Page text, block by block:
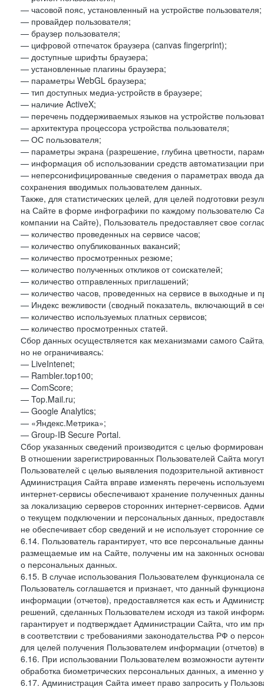
— часовой пояс, установленный на устройстве пользователя;
— провайдер пользователя;
— браузер пользователя;
— цифровой отпечаток браузера (canvas fingerprint);
— доступные шрифты браузера;
— установленные плагины браузера;
— параметры WebGL браузера;
— тип доступных медиа-устройств в браузере;
— наличие ActiveX;
— перечень поддерживаемых языков на устройстве
— архитектура процессора устройства пользователя;
— ОС пользователя;
— параметры экрана (разрешение, глубина цветности,
— информация об использовании средств автоматизации
— неперсонифицированные сведения о параметрах ввода
сохранения вводимых пользователем данных.
Также, для статистических целей, для целей подготовки
на Сайте в форме инфографики по каждому пользователю
компании на Сайте), Пользователь предоставляет свое
— количество проведенных на сервисе часов;
— количество опубликованных вакансий;
— количество просмотренных резюме;
— количество полученных откликов от соискателей;
— количество отправленных приглашений;
— количество часов, проведенных на сервисе в выходные и
— Индекс вежливости (сводный показатель, включающий в
— количество используемых платных сервисов;
— количество просмотренных статей.
Сбор данных осуществляется как механизмами самого
но не ограничиваясь:
— LiveIntenet;
— Rambler.top100;
— ComScore;
— Top.Mail.ru;
— Google Analytics;
— «Яндекс.Метрика»;
— Group-IB Secure Portal.
Сбор указанных сведений производится с целью
В отношении зарегистрированных Пользователей Сайта
Пользователей с целью выявления подозрительной
Администрация Сайта вправе изменять перечень
интернет-сервисы обеспечивают хранение полученных
за локализацию серверов сторонних интернет-сервисов.
о текущем подключении и персональных данных,
не обеспечивает сбор сведений и не использует
6.14. Пользователь гарантирует, что все персональные
размещаемые им на Сайте, получены им на законных
о персональных данных.
6.15. В случае использования Пользователем функционала
Пользователь соглашается и признает, что данный
информации (отчетов), предоставляется как есть и
решений, сделанных Пользователем исходя из такой
гарантирует и подтверждает Администрации Сайта, что им
в соответствии с требованиями законодательства РФ о
для целей получения Пользователем информации (отчетов)
6.16. При использовании Пользователем возможности
обработка биометрических персональных данных, а именно
6.17. Администрация Сайта имеет право запросить у